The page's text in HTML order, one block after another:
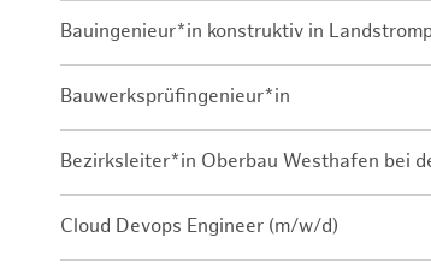
Bauingenieur*in konstruktiv in
Bauwerksprüfingenieur*in
Bezirksleiter*in Oberbau Westhafen bei
Cloud Devops Engineer (m/w/d)